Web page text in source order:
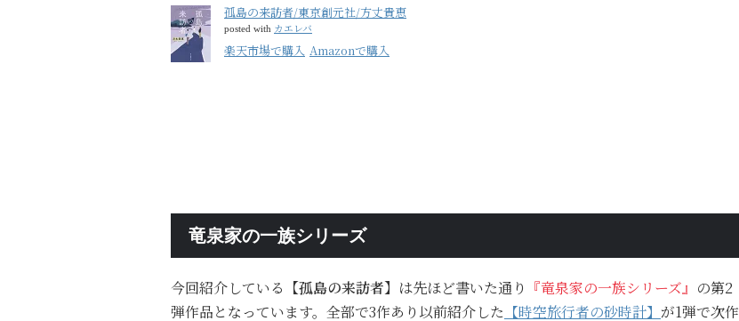
孤島の来訪者/東京創元社/方丈貴恵
posted with カエレバ
楽天市場で購入 Amazonで購入
竜泉家の一族シリーズ
今回紹介している 【孤島の来訪者】 は先ほど書いた通り 『竜泉家の一族シリーズ』 の第2
弾作品となっています。全部で3作あり以前紹介した 【時空旅行者の砂時計】 が1弾で次作